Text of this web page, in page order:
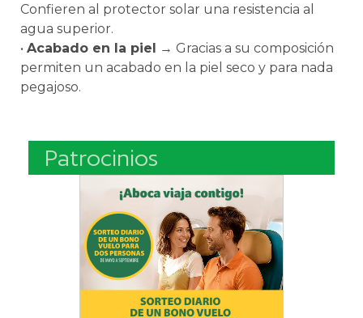
Confieren al protector solar una resistencia al
agua superior.
• Acabado en la piel → Gracias a su composición
permiten un acabado en la piel seco y para nada
pegajoso.
Patrocinios